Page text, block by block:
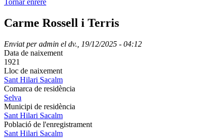
Carme Rossell i Terris
Enviat peradmin el dv., 19/12/2025 - 04:12
Data de naixement
1921
Lloc de naixement
Sant Hilari Sacalm
Comarca de residència
Selva
Municipi de residència
Sant Hilari Sacalm
Població de l'enregistrament
Sant Hilari Sacalm